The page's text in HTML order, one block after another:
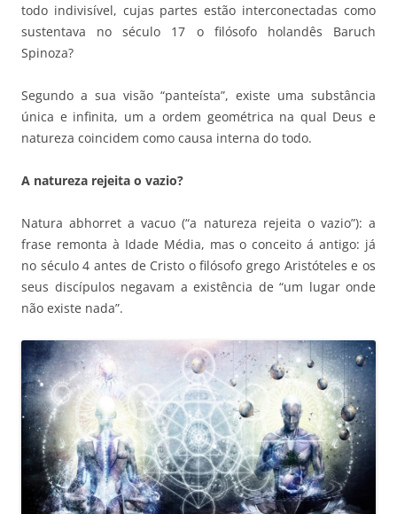
todo indivisível, cujas partes estão interconectadas como
sustentava no século 17 o filósofo holandês Baruch
Spinoza?
Segundo a sua visão “panteísta”, existe uma substância
única e infinita, um a ordem geométrica na qual Deus e
natureza coincidem como causa interna do todo.
A natureza rejeita o vazio?
Natura abhorret a vacuo (“a natureza rejeita o vazio”): a
frase remonta à Idade Média, mas o conceito á antigo: já
no século 4 antes de Cristo o filósofo grego Aristóteles e os
seus discípulos negavam a existência de “um lugar onde
não existe nada”.